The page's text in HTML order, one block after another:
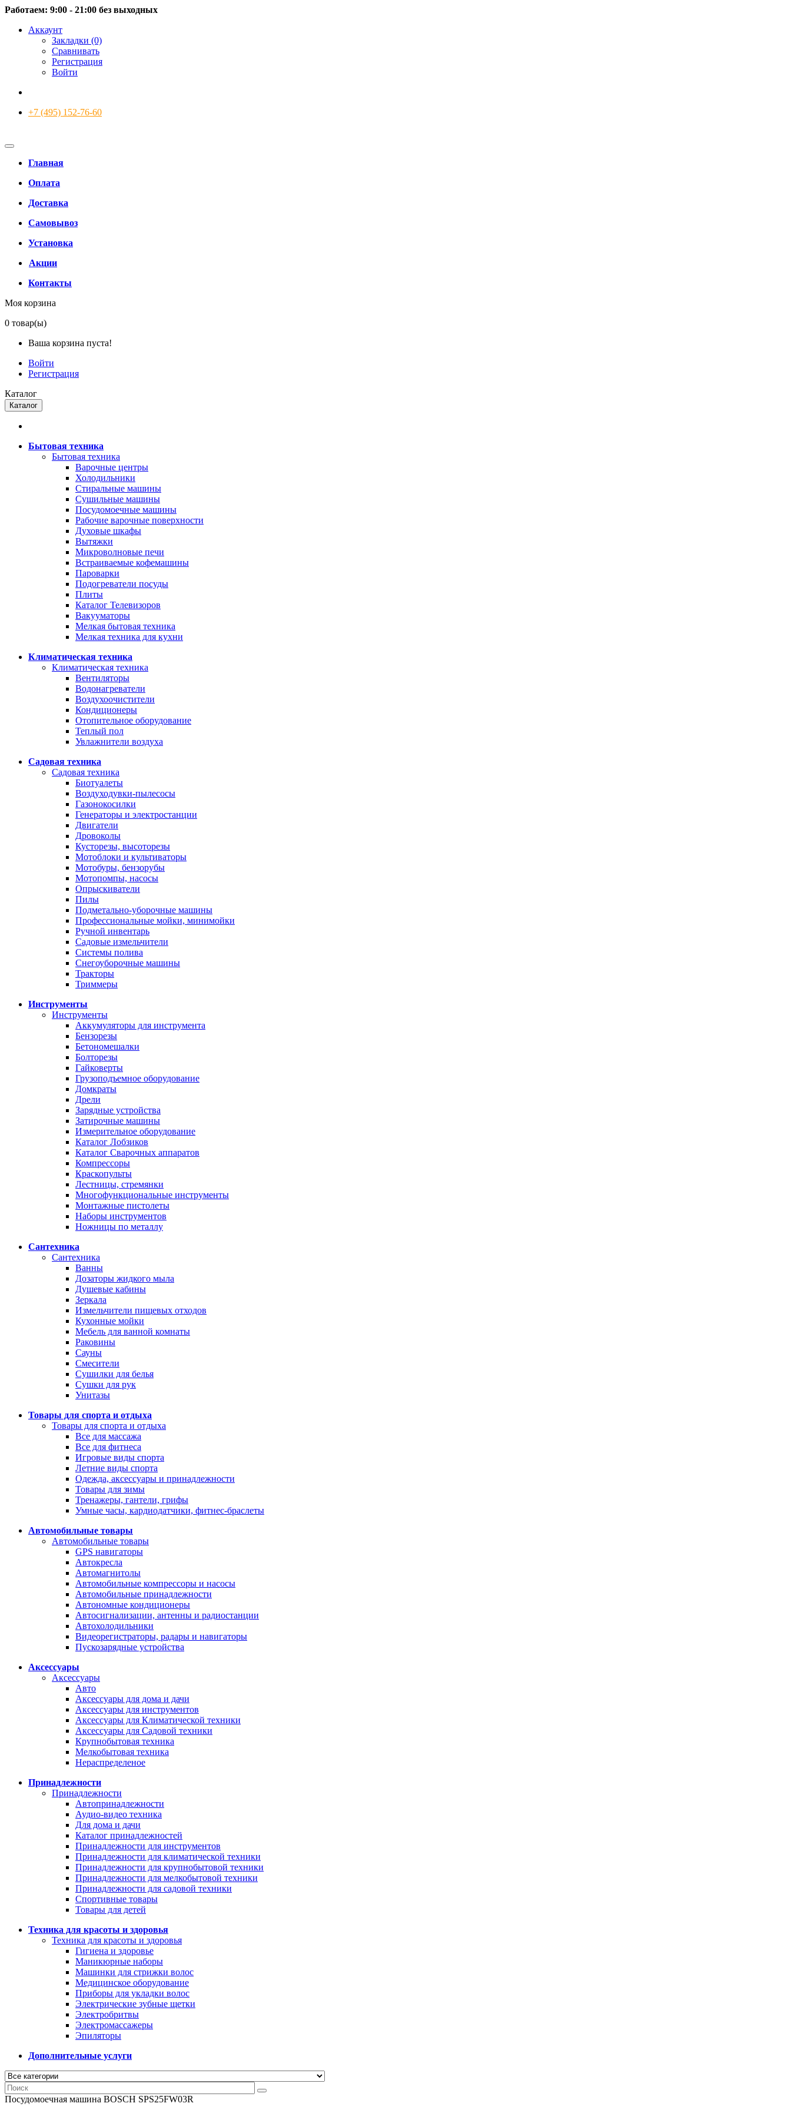
Работаем: 9:00 - 21:00 без выходных
Аккаунт
Закладки (0)
Сравнивать
Регистрация
Войти
+7 (495) 152-76-60
Главная
Оплата
Доставка
Самовывоз
Установка
Акции
Контакты
Моя корзина
0 товар(ы)
Ваша корзина пуста!
Войти
Регистрация
Каталог
Каталог
Бытовая техника
Бытовая техника
Варочные центры
Холодильники
Стиральные машины
Сушильные машины
Посудомоечные машины
Рабочие варочные поверхности
Духовые шкафы
Вытяжки
Микроволновые печи
Встраиваемые кофемашины
Пароварки
Подогреватели посуды
Плиты
Каталог Телевизоров
Вакууматоры
Мелкая бытовая техника
Мелкая техника для кухни
Климатическая техника
Климатическая техника
Вентиляторы
Водонагреватели
Воздухоочистители
Кондиционеры
Отопительное оборудование
Теплый пол
Увлажнители воздуха
Садовая техника
Садовая техника
Биотуалеты
Воздуходувки-пылесосы
Газонокосилки
Генераторы и электростанции
Двигатели
Дровоколы
Кусторезы, высоторезы
Мотоблоки и культиваторы
Мотобуры, бензорубы
Мотопомпы, насосы
Опрыскиватели
Пилы
Подметально-уборочные машины
Профессиональные мойки, минимойки
Ручной инвентарь
Садовые измельчители
Системы полива
Снегоуборочные машины
Тракторы
Триммеры
Инструменты
Инструменты
Аккумуляторы для инструмента
Бензорезы
Бетономешалки
Болторезы
Гайковерты
Грузоподъемное оборудование
Домкраты
Дрели
Зарядные устройства
Затирочные машины
Измерительное оборудование
Каталог Лобзиков
Каталог Сварочных аппаратов
Компрессоры
Краскопульты
Лестницы, стремянки
Многофункциональные инструменты
Монтажные пистолеты
Наборы инструментов
Ножницы по металлу
Сантехника
Сантехника
Ванны
Дозаторы жидкого мыла
Душевые кабины
Зеркала
Измельчители пищевых отходов
Кухонные мойки
Мебель для ванной комнаты
Раковины
Сауны
Смесители
Сушилки для белья
Сушки для рук
Унитазы
Товары для спорта и отдыха
Товары для спорта и отдыха
Все для массажа
Все для фитнеса
Игровые виды спорта
Летние виды спорта
Одежда, аксессуары и принадлежности
Товары для зимы
Тренажеры, гантели, грифы
Умные часы, кардиодатчики, фитнес-браслеты
Автомобильные товары
Автомобильные товары
GPS навигаторы
Автокресла
Автомагнитолы
Автомобильные компрессоры и насосы
Автомобильные принадлежности
Автономные кондиционеры
Автосигнализации, антенны и радиостанции
Автохолодильники
Видеорегистраторы, радары и навигаторы
Пускозарядные устройства
Аксессуары
Аксессуары
Авто
Аксессуары для дома и дачи
Аксессуары для инструментов
Аксессуары для Климатической техники
Аксессуары для Садовой техники
Крупнобытовая техника
Мелкобытовая техника
Нераспределеное
Принадлежности
Принадлежности
Автопринадлежности
Аудио-видео техника
Для дома и дачи
Каталог принадлежностей
Принадлежности для инструментов
Принадлежности для климатической техники
Принадлежности для крупнобытовой техники
Принадлежности для мелкобытовой техники
Принадлежности для садовой техники
Спортивные товары
Товары для детей
Техника для красоты и здоровья
Техника для красоты и здоровья
Гигиена и здоровье
Маникюрные наборы
Машинки для стрижки волос
Медицинское оборудование
Приборы для укладки волос
Электрические зубные щетки
Электробритвы
Электромассажеры
Эпиляторы
Дополнительные услуги
Посудомоечная машина BOSCH SPS25FW03R